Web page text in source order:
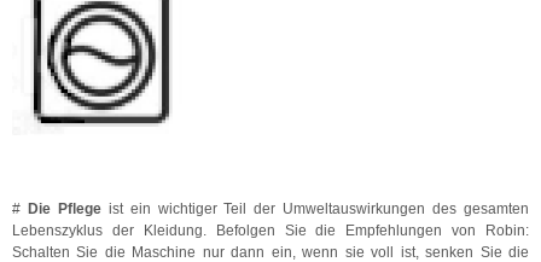
# Die Pflegeist ein wichtiger Teil der Umweltauswirkungen des gesamten
Lebenszyklus der Kleidung. Befolgen Sie die Empfehlungen von Robin:
Schalten Sie die Maschine nur dann ein, wenn sie voll ist, senken Sie die